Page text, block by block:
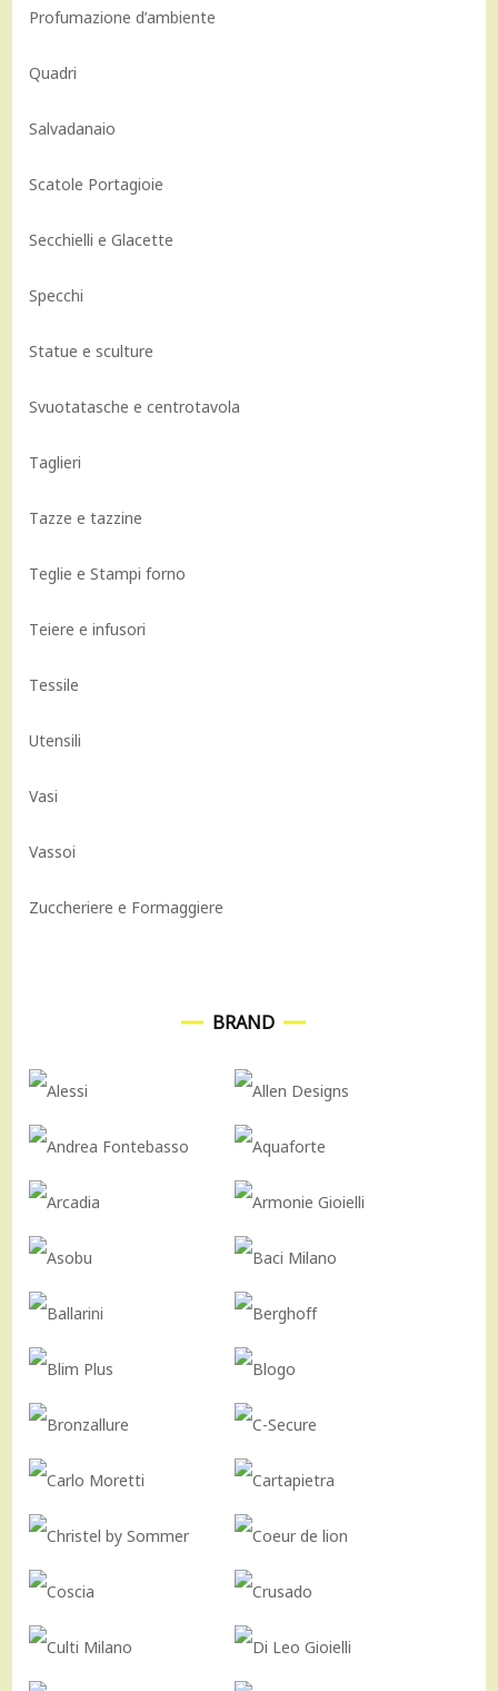
Profumazione d’ambiente
Quadri
Salvadanaio
Scatole Portagioie
Secchielli e Glacette
Specchi
Statue e sculture
Svuotatasche e centrotavola
Taglieri
Tazze e tazzine
Teglie e Stampi forno
Teiere e infusori
Tessile
Utensili
Vasi
Vassoi
Zuccheriere e Formaggiere
BRAND